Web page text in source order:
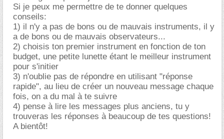
Si je peux me permettre de te donner quelques
conseils:
1) il n'y a pas de bons ou de mauvais instruments, il y
a de bons ou de mauvais observateurs...
2) choisis ton premier instrument en fonction de ton
budget, une petite lunette étant le meilleur instrument
pour s'initier
3) n'oublie pas de répondre en utilisant "réponse
rapide", au lieu de créer un nouveau message chaque
fois, on a du mal à te suivre
4) pense à lire les messages plus anciens, tu y
trouveras les réponses à beaucoup de tes questions!
A bientôt!